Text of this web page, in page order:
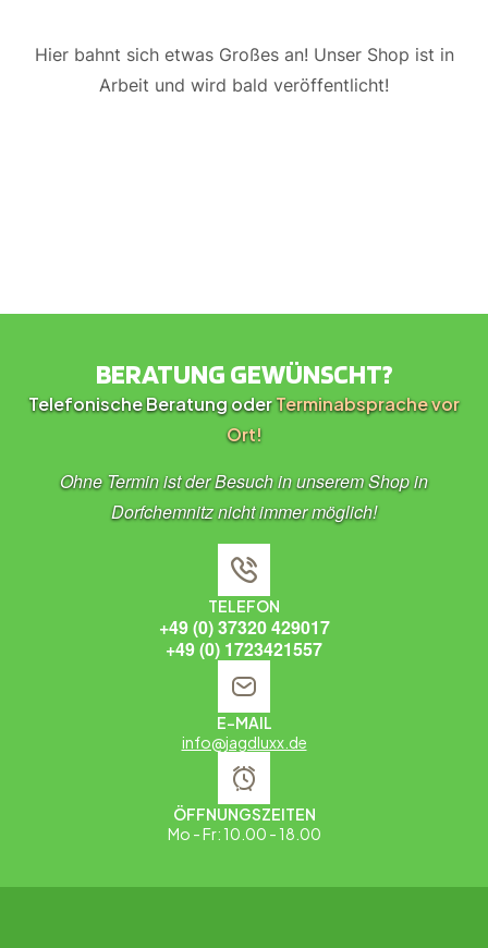
Hier bahnt sich etwas Großes an! Unser Shop ist in
Arbeit und wird bald veröffentlicht!
BERATUNG GEWÜNSCHT?
Telefonische Beratung oderTerminabsprache vor
Ort!
Ohne Termin ist der Besuch in unserem Shop in
Dorfchemnitz nicht immer möglich!
TELEFON
+49 (0) 37320 429017
+49 (0) 1723421557
E-MAIL
info@jagdluxx.de
ÖFFNUNGSZEITEN
Mo - Fr: 10.00 - 18.00